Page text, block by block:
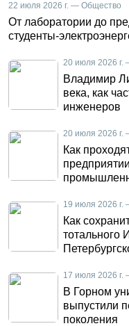
22 июля 2026 г. — Общество
От лаборатории до
студенты-
20 июля 2026
Владимир
века, как
инженеров
20 июля 2026
Как
19 июля 2026
Как
тотального
17 июля 2026
В Горном
выпустили
поколения